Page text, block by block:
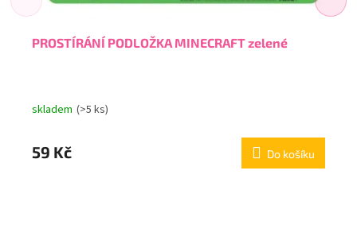
PROSTÍRÁNÍ PODLOŽKA MINECRAFT zelené
skladem (>5 ks)
59 Kč Do košíku